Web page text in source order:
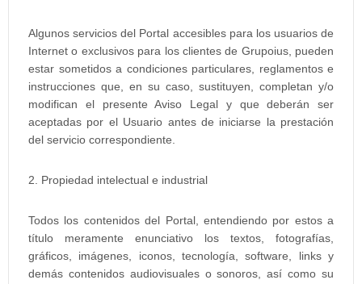
Algunos servicios del Portal accesibles para los usuarios de
Internet o exclusivos para los clientes de Grupoius, pueden
estar sometidos a condiciones particulares, reglamentos e
instrucciones que, en su caso, sustituyen, completan y/o
modifican el presente Aviso Legal y que deberán ser
aceptadas por el Usuario antes de iniciarse la prestación
del servicio correspondiente.
2. Propiedad intelectual e industrial
Todos los contenidos del Portal, entendiendo por estos a
título meramente enunciativo los textos, fotografías,
gráficos, imágenes, iconos, tecnología, software, links y
demás contenidos audiovisuales o sonoros, así como su